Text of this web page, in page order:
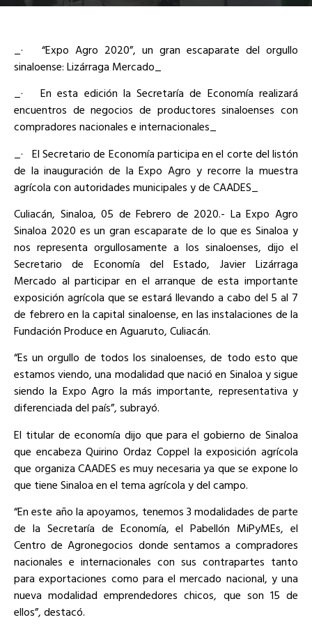
_·
“Expo Agro 2020”, un gran escaparate del orgullo
sinaloense: Lizárraga Mercado_
_·
En esta edición la Secretaría de Economía realizará
encuentros de negocios de productores sinaloenses con
compradores nacionales e internacionales_
_· El Secretario de Economía participa en el corte del listón
de la inauguración de la Expo Agro y recorre la muestra
agrícola con autoridades municipales y de CAADES_
Culiacán, Sinaloa, 05 de Febrero de 2020.- La Expo Agro
Sinaloa 2020 es un gran escaparate de lo que es Sinaloa y
nos representa orgullosamente a los sinaloenses, dijo el
Secretario de Economía del Estado, Javier Lizárraga
Mercado al participar en el arranque de esta importante
exposición agrícola que se estará llevando a cabo del 5 al 7
de febrero en la capital sinaloense, en las instalaciones de la
Fundación Produce en Aguaruto, Culiacán.
“Es un orgullo de todos los sinaloenses, de todo esto que
estamos viendo, una modalidad que nació en Sinaloa y sigue
siendo la Expo Agro la más importante, representativa y
diferenciada del país”, subrayó.
El titular de economía dijo que para el gobierno de Sinaloa
que encabeza Quirino Ordaz Coppel la exposición agrícola
que organiza CAADES es muy necesaria ya que se expone lo
que tiene Sinaloa en el tema agrícola y del campo.
“En este año la apoyamos, tenemos 3 modalidades de parte
de la Secretaría de Economía, el Pabellón MiPyMEs, el
Centro de Agronegocios donde sentamos a compradores
nacionales e internacionales con sus contrapartes tanto
para exportaciones como para el mercado nacional, y una
nueva modalidad emprendedores chicos, que son 15 de
ellos”, destacó.